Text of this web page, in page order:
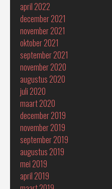
april 2022
december 2021
november 2021
oktober 2021
september 2021
november 2020
augustus 2020
juli 2020
maart 2020
december 2019
november 2019
september 2019
augustus 2019
mei 2019
april 2019